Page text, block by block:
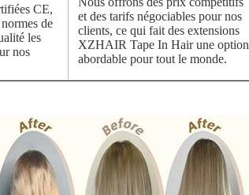
CE,
de
les
nos
et des tarifs négociables pour nos
clients, ce qui fait des extensions
XZHAIR Tape In Hair une option
abordable pour tout le monde.